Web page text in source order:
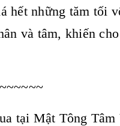
hết những tăm tối
và tâm, khiến
tại Mật Tông